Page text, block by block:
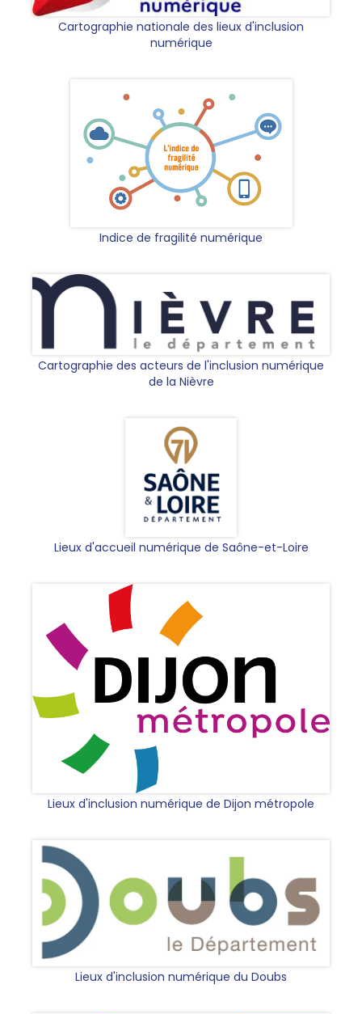
Cartographie nationale des lieux d'inclusion
numérique
Indice de fragilité numérique
Cartographie des acteurs de l'inclusion numérique
de la Nièvre
Lieux d'accueil numérique de Saône-et-Loire
Lieux d'inclusion numérique de Dijon métropole
Lieux d'inclusion numérique du Doubs